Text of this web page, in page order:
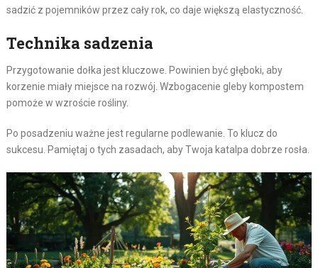
sadzić z pojemników przez cały rok, co daje większą elastyczność.
Technika sadzenia
Przygotowanie dołka jest kluczowe. Powinien być głęboki, aby
korzenie miały miejsce na rozwój. Wzbogacenie gleby kompostem
pomoże w wzroście rośliny.
Po posadzeniu ważne jest regularne podlewanie. To klucz do
sukcesu. Pamiętaj o tych zasadach, aby Twoja katalpa dobrze rosła.